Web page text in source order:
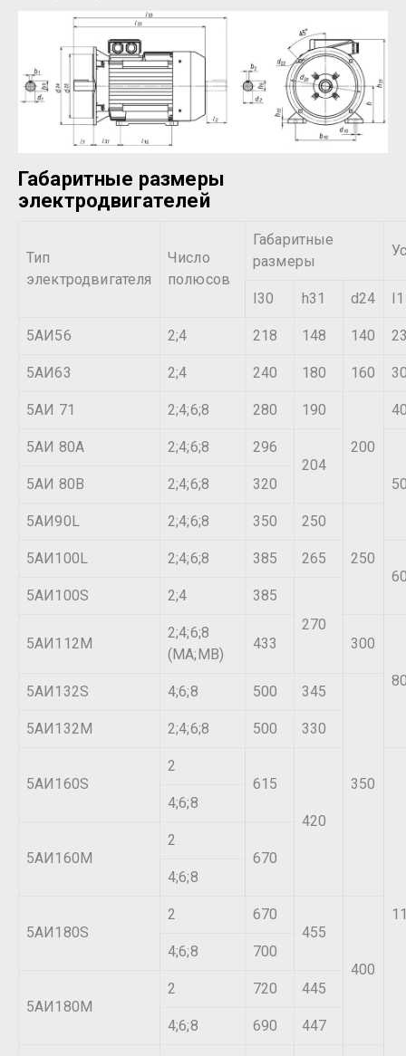
Габаритные размеры
электродвигателей
Тип
электродвигателя
Число
полюсов
Габаритные
размеры
I30 h31 d24 I1
5АИ56 2;4 218 148 140
5АИ63 2;4 240 180 160
5АИ 71 2;4;6;8 280 190
200
5АИ 80А 2;4;6;8
296
204
5АИ 80В 2;4;6;8 320
5АИ90L 2;4;6;8 350 250
250
5АИ100L 2;4;6;8 385
265
5АИ100S
2;4
385
270
5АИ112М
2;4;6;8
(МА;МВ)
433 300
5АИ132S 4;6;8 500 345
350
5АИ132М 2;4;6;8 500 330
5АИ160S
2
615
420
4;6;8
5АИ160М
2
670
4;6;8
5АИ180S
2
670
455
400
4;6;8 700
5АИ180М
2 720 445
4;6;8 690 447